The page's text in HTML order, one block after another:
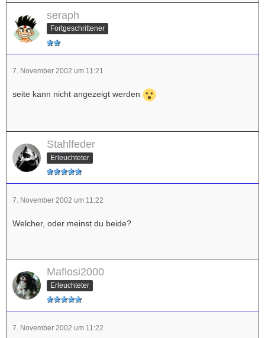
seraph
Fortgeschrittener
7. November 2002 um 11:21
seite kann nicht angezeigt werden
Stahlfeder
Erleuchteter
7. November 2002 um 11:22
Welcher, oder meinst du beide?
Mafiosi2000
Erleuchteter
7. November 2002 um 11:22